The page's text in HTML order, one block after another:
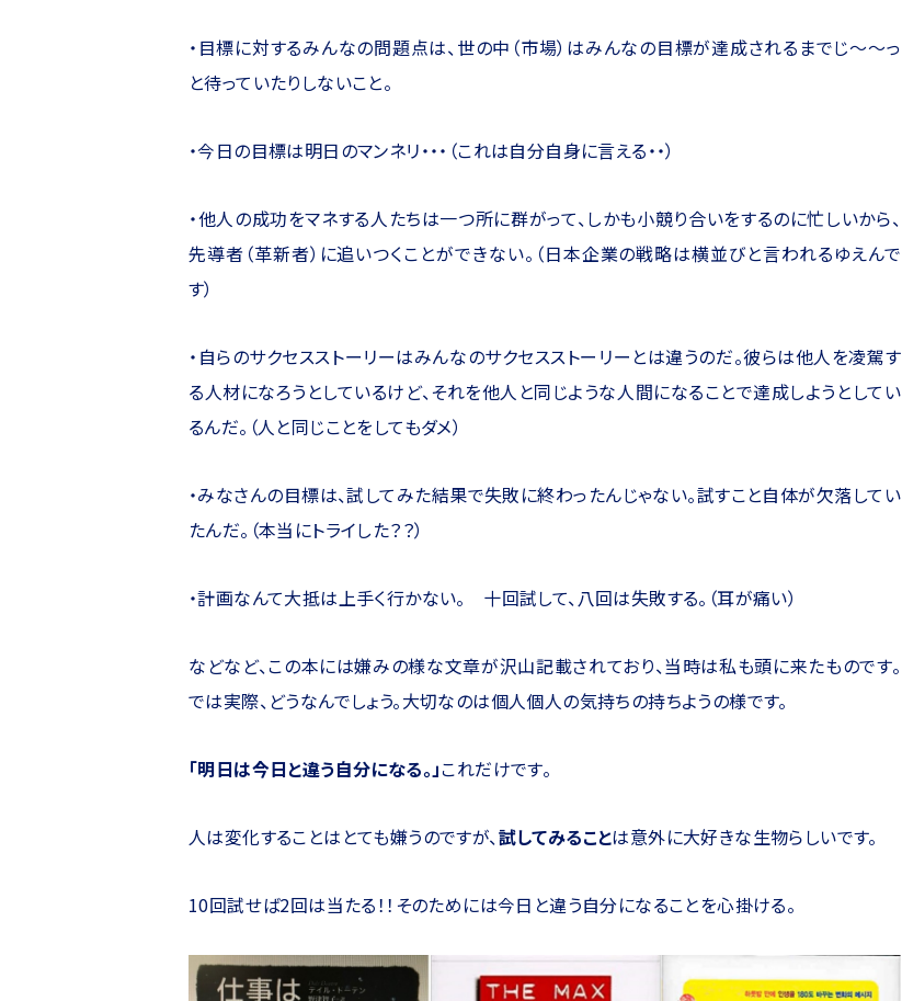
・目標に対するみんなの問題点は、世の中（市場）はみんなの目標が達成されるまでじ～～っ
と待っていたりしないこと。
・今日の目標は明日のマンネリ・・・（これは自分自身に言える・・）
・他人の成功をマネする人たちは一つ所に群がって、しかも小競り合いをするのに忙しいから、
先導者（革新者）に追いつくことができない。（日本企業の戦略は横並びと言われるゆえんで
す）
・自らのサクセスストーリーはみんなのサクセスストーリーとは違うのだ。彼らは他人を凌駕す
る人材になろうとしているけど、それを他人と同じような人間になることで達成しようとしてい
るんだ。（人と同じことをしてもダメ）
・みなさんの目標は、試してみた結果で失敗に終わったんじゃない。試すこと自体が欠落してい
たんだ。（本当にトライした？？）
・計画なんて大抵は上手く行かない。 十回試して、八回は失敗する。（耳が痛い）
などなど、この本には嫌みの様な文章が沢山記載されており、当時は私も頭に来たものです。
では実際、どうなんでしょう。大切なのは個人個人の気持ちの持ちようの様です。
「明日は今日と違う自分になる。」これだけです。
人は変化することはとても嫌うのですが、試してみることは意外に大好きな生物らしいです。
10回試せば2回は当たる！！そのためには今日と違う自分になることを心掛ける。